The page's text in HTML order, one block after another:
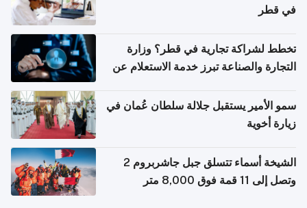
في قطر
تخطط لشراكة تجارية في قطر؟ وزارة
التجارة والصناعة تبرز خدمة الاستعلام عن
سمو الأمير يستقبل جلالة سلطان عُمان في
زيارة أخوية
الشيخة أسماء تتسلق جبل جاشربروم 2
وتصل إلى 11 قمة فوق 8,000 متر